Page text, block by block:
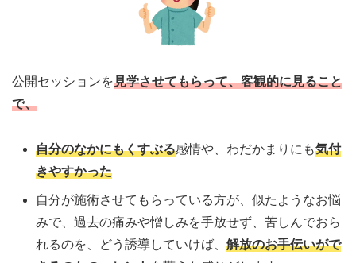
公開セッションを見学させてもらって、客観的に見ること
で、
自分のなかにもくすぶる感情や、わだかまりにも気付
きやすかった
自分が施術させてもらっている方が、似たようなお悩
みで、過去の痛みや憎しみを手放せず、苦しんでおら
れるのを、どう誘導していけば、 解放のお手伝いがで